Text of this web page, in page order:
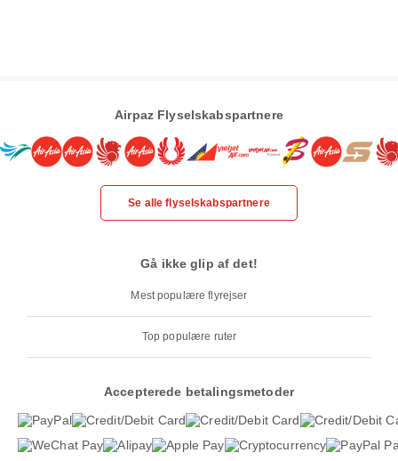
Airpaz Flyselskabspartnere
Se alle flyselskabspartnere
Gå ikke glip af det!
Mest populære flyrejser
Top populære ruter
Accepterede betalingsmetoder